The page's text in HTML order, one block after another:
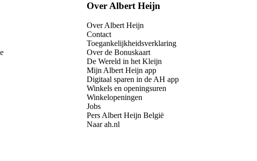
Over Albert Heijn
Over Albert Heijn
Contact
Toegankelijkheidsverklaring
Over de Bonuskaart
De Wereld in het Kleijn
Mijn Albert Heijn app
Digitaal sparen in de AH app
Winkels en openingsuren
Winkelopeningen
Jobs
Pers Albert Heijn België
Naar ah.nl